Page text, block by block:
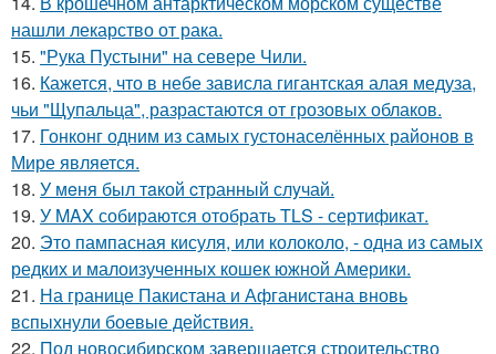
нашли лекарство от рака.
15. "Рука Пустыни" на севере Чили.
16. Кажется, что в небе зависла гигантская алая медуза,
чьи "Щупальца", разрастаются от грозовых облаков.
17. Гонконг одним из самых густонаселённых районов в
Мире является.
18. У мeня был тaкой cтранный слyчай.
19. У MAX собираются отобрать TLS - сертификат.
20. Это пампасная кисуля, или колоколо, - одна из самых
редких и малоизученных кошек южной Америки.
21. На границе Пакистана и Афганистана вновь
вспыхнули боевые действия.
22. Под новосибирском завершается строительство